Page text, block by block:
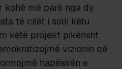
kohë më parë nga dy
të cilët i solli këtu
këtë projekt pikërisht
vizionin që
hapësirën e